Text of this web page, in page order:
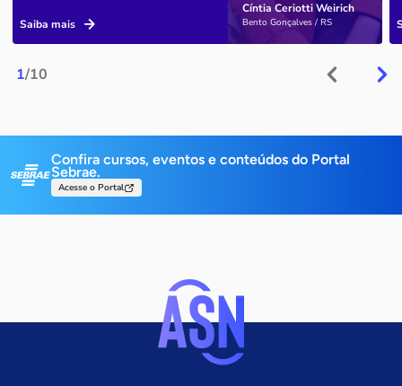
1/10
Cíntia Ceriotti Weirich
Bento Gonçalves / RS
Saiba mais
Confira cursos, eventos e conteúdos do Portal
Sebrae.
Acesse o Portal